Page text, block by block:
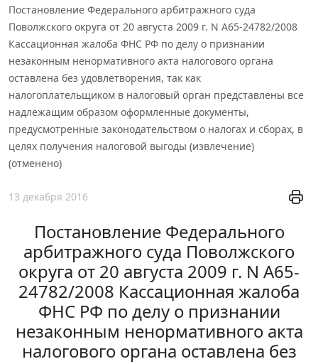
Постановление Федерального арбитражного суда
Поволжского округа от 20 августа 2009 г. N А65-24782/2008
Кассационная жалоба ФНС РФ по делу о признании
незаконным ненормативного акта налогового органа
оставлена без удовлетворения, так как
налогоплательщиком в налоговый орган представлены все
надлежащим образом оформленные документы,
предусмотренные законодательством о налогах и сборах, в
целях получения налоговой выгоды (извлечение)
(отменено)
13 декабря 2016
Постановление Федерального
арбитражного суда Поволжского
округа от 20 августа 2009 г. N А65-
24782/2008 Кассационная жалоба
ФНС РФ по делу о признании
незаконным ненормативного акта
налогового органа оставлена без